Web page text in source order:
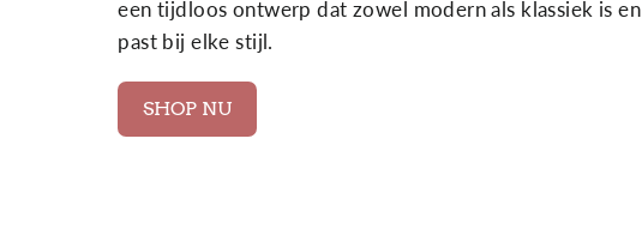
een tijdloos ontwerp dat zowel modern als klassiek is en
past bij elke stijl.
SHOP NU